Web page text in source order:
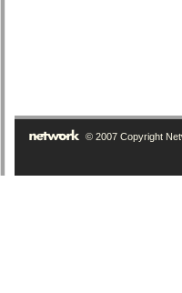
© 2007 Copyright